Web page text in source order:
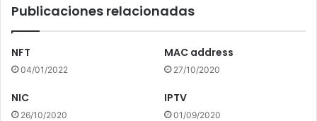
Publicaciones relacionadas
NFT
04/01/2022
MAC address
27/10/2020
NIC
26/10/2020
IPTV
01/09/2020